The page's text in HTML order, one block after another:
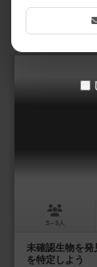
3～5人
未確認生物を
を特定しよう